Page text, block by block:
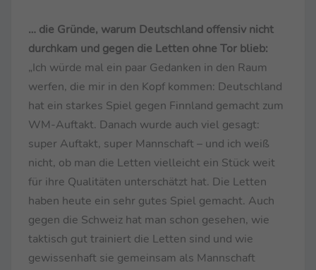
… die Gründe, warum Deutschland offensiv nicht
durchkam und gegen die Letten ohne Tor blieb:
„Ich würde mal ein paar Gedanken in den Raum
werfen, die mir in den Kopf kommen: Deutschland
hat ein starkes Spiel gegen Finnland gemacht zum
WM-Auftakt. Danach wurde auch viel gesagt:
super Auftakt, super Mannschaft – und ich weiß
nicht, ob man die Letten vielleicht ein Stück weit
für ihre Qualitäten unterschätzt hat. Die Letten
haben heute ein sehr gutes Spiel gemacht. Auch
gegen die Schweiz hat man schon gesehen, wie
taktisch gut trainiert die Letten sind und wie
gewissenhaft sie gemeinsam als Mannschaft